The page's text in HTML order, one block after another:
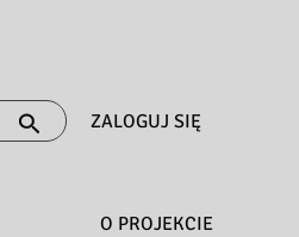
ZALOGUJ SIĘ
O PROJEKCIE